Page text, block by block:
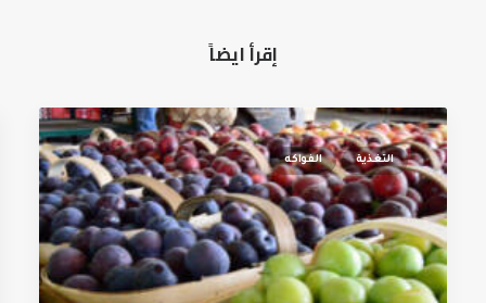
إقرأ ايضاً
التغذية الفواكه